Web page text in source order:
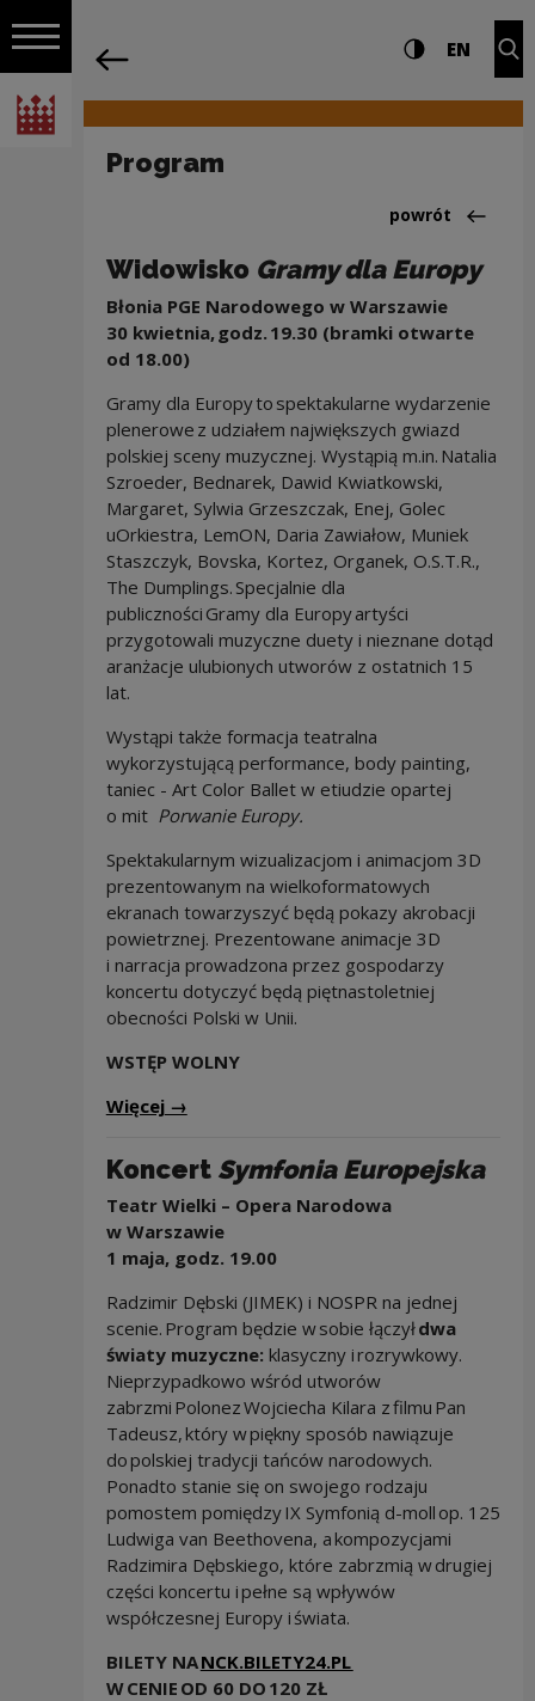
Włącz nawigację
Narodowe Centrum Kultury
Nawigacja Ustawienia i Wysoki
EN
Program
Powrót do:15
powrót
Widowisko Gramy dla Europy
Błonia PGE Narodowego w Warszawie
30 kwietnia, godz. 19.30 (bramki otwarte
od 18.00)
Gramy dla Europy to spektakularne wydarzenie
plenerowe z udziałem największych gwiazd
polskiej sceny muzycznej. Wystąpią m.in. Natalia
Szroeder, Bednarek, Dawid Kwiatkowski,
Margaret, Sylwia Grzeszczak, Enej, Golec
uOrkiestra, LemON, Daria Zawiałow, Muniek
Staszczyk, Bovska, Kortez, Organek, O.S.T.R.,
The Dumplings. Specjalnie dla
publiczności Gramy dla Europy artyści
przygotowali muzyczne duety i nieznane dotąd
aranżacje ulubionych utworów z ostatnich 15
lat.
Wystąpi także formacja teatralna
wykorzystującą performance, body painting,
taniec - Art Color Ballet w etiudzie opartej
o mit Porwanie Europy.
Spektakularnym wizualizacjom i animacjom 3D
prezentowanym na wielkoformatowych
ekranach towarzyszyć będą pokazy akrobacji
powietrznej. Prezentowane animacje 3D
i narracja prowadzona przez gospodarzy
koncertu dotyczyć będą piętnastoletniej
obecności Polski w Unii.
WSTĘP WOLNY
Więcej→
Koncert Symfonia Europejska
Teatr Wielki – Opera Narodowa
w Warszawie
1 maja, godz. 19.00
Radzimir Dębski (JIMEK) i NOSPR na jednej
scenie. Program będzie w sobie łączyłdwa
światy muzyczne: klasyczny i rozrywkowy.
Nieprzypadkowo wśród utworów
zabrzmi Polonez Wojciecha Kilara z filmu Pan
Tadeusz, który w piękny sposób nawiązuje
do polskiej tradycji tańców narodowych.
Ponadto stanie się on swojego rodzaju
pomostem pomiędzy IX Symfonią d-moll op. 125
Ludwiga van Beethovena, a kompozycjami
Radzimira Dębskiego, które zabrzmią w drugiej
części koncertu i pełne są wpływów
współczesnej Europy i świata.
BILETY NANCK.BILETY24.PL
W CENIE OD 60 DO 120 ZŁ